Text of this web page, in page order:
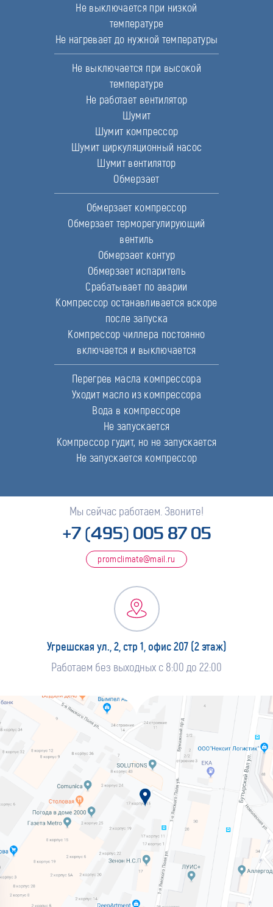
Не выключается при низкой
температуре
Не нагревает до нужной температуры
Не выключается при высокой
температуре
Не работает вентилятор
Шумит
Шумит компрессор
Шумит циркуляционный насос
Шумит вентилятор
Обмерзает
Обмерзает компрессор
Обмерзает терморегулирующий
вентиль
Обмерзает контур
Обмерзает испаритель
Срабатывает по аварии
Компрессор останавливается вскоре
после запуска
Компрессор чиллера постоянно
включается и выключается
Перегрев масла компрессора
Уходит масло из компрессора
Вода в компрессоре
Не запускается
Компрессор гудит, но не запускается
Не запускается компрессор
Мы сейчас работаем. Звоните!
+7 (495) 005 87 05
promclimate@mail.ru
Угрешская ул., 2, стр 1, офис 207 (2 этаж)
Работаем без выходных с 8:00 до 22:00